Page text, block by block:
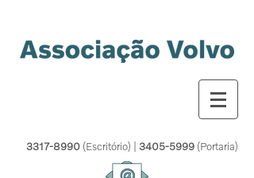
3317-8990 (Escritório) | 3405-5999(Portaria)